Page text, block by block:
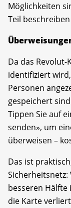
Möglichkeiten
Teil
Da das
identifiziert
Personen
gespeichert
Tippen Sie auf
senden», um
überweisen –
Das ist
besseren Hälfte
die Karte